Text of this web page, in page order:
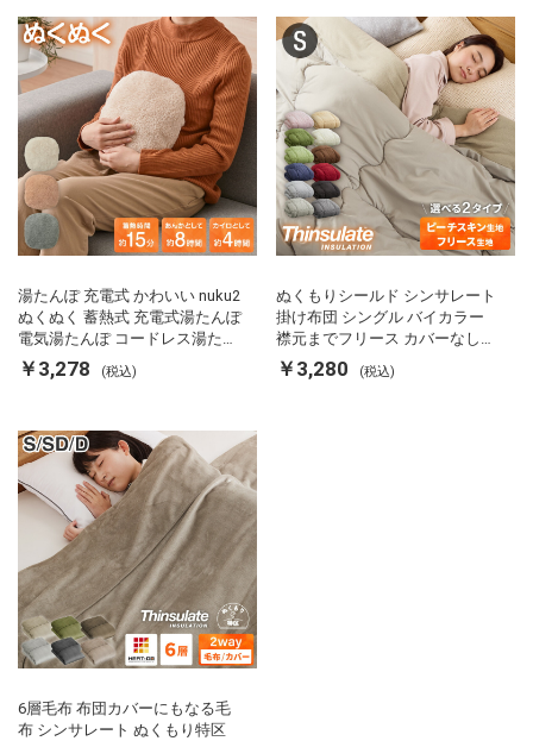
湯たんぽ 充電式 かわいい nuku2
ぬくぬく 蓄熱式 充電式湯たんぽ
電気湯たんぽ コードレス湯たん
ぽ エコ 節電 節約 省エネ 充電式
エコ電気あんか EWT-2143 スリ
￥3,278 (税込)
ぬくもりシールド シンサレート
掛け布団 シングル バイカラー
襟元までフリース カバーなしで
使える 軽い 丸洗い 断熱 保温 抗
菌防臭 洗える 防ダニ 軽量 ホコ
￥3,280 (税込)
6層毛布 布団カバーにもなる毛
布 シンサレート ぬくもり特区